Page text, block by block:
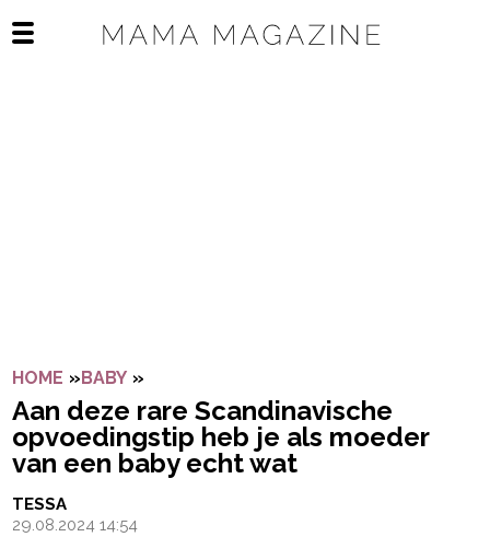
Open het mobiele menu
HOME »BABY »
Aan deze rare Scandinavische
opvoedingstip heb je als moeder
van een baby echt wat
TESSA
29.08.2024 14:54